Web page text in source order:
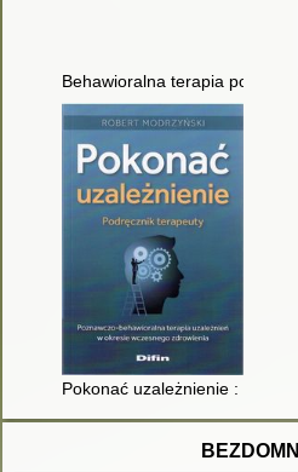
Behawioralna terapia
Pokonać uzależnienie :